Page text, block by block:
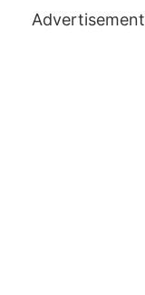
Advertisement